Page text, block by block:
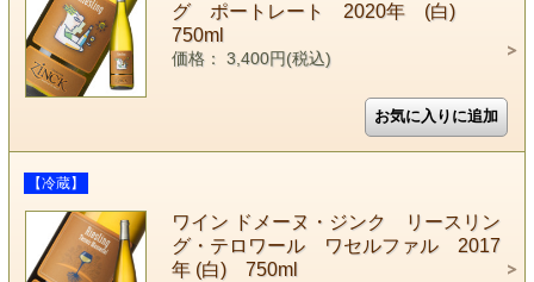
グ ポートレート 2020年 (白)
750ml
価格： 3,400円(税込)
【冷蔵】
ワイン ドメーヌ・ジンク リースリン
グ・テロワール ワセルファル 2017
年 (白) 750ml